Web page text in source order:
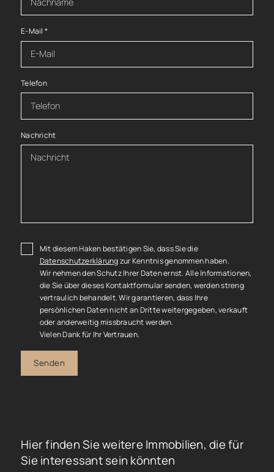
E-Mail *
Telefon
Nachricht
Mit diesem Haken bestätigen Sie, dass Sie die
Datenschutzerklärungzur Kenntnis genommen haben.
Wir nehmen den Schutz Ihrer Daten ernst. Alle Informationen,
die Sie über dieses Kontaktformular senden, werden streng
vertraulich behandelt. Wir garantieren, dass Ihre
persönlichen Daten nicht an Dritte weitergegeben, verkauft
oder anderweitig missbraucht werden.
Vielen Dank für Ihr Vertrauen.
Senden
Hier finden Sie weitere Immobilien, die für
Sie interessant sein könnten